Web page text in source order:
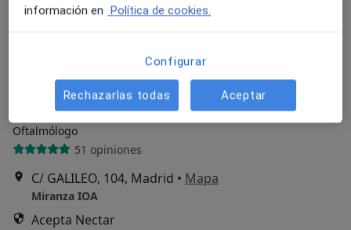
Miranza IOA
Oftalmólogo
51 opiniones
C/ GALILEO, 104, Madrid • Mapa
Miranza IOA
Acepta Nectar
información en Política de cookies.
Configurar
Rechazarlas todas Aceptar